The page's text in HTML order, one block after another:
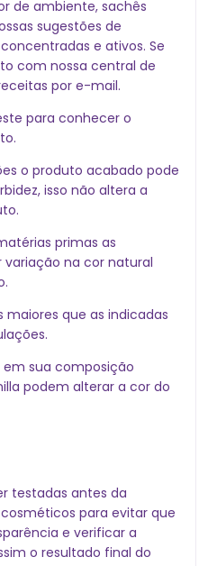
de ambiente, sachês
sugestões de
e ativos. Se
com nossa central de
por e-mail.
para conhecer o
o produto acabado pode
isso não altera a
primas as
na cor natural
maiores que as indicadas
em sua composição
podem alterar a cor do
testadas antes da
para evitar que
e verificar a
o resultado final do